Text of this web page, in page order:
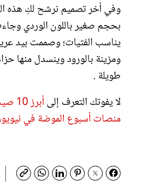
وفي أخر تصميم نرشح لكِ هذه
بحجم صغير باللون الوردي
يناسب الفتيات؛ وصممت بيد
ومزينة بالورود وينسدل منها
طويلة .
لا يفوتك التعرف إلى
منصات أسبوع الموضة في نيويورك